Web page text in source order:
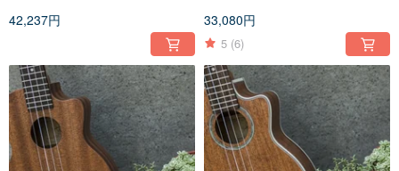
ギターピックアップバージョン
42,237円
ルギター
33,080円
5 (6)